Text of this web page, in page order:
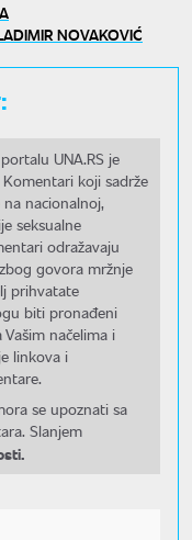
NOVAKOVIĆ
UNA.RS je
koji sadrže
nacionalnoj,
seksualne
odražavaju
govora mržnje
prihvatate
biti pronađeni
načelima i
linkova i
se upoznati sa
Slanjem